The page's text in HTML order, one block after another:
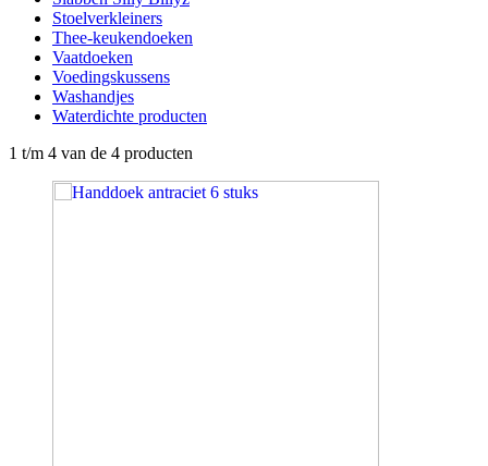
Stoelverkleiners
Thee-keukendoeken
Vaatdoeken
Voedingskussens
Washandjes
Waterdichte producten
1 t/m 4 van de 4 producten